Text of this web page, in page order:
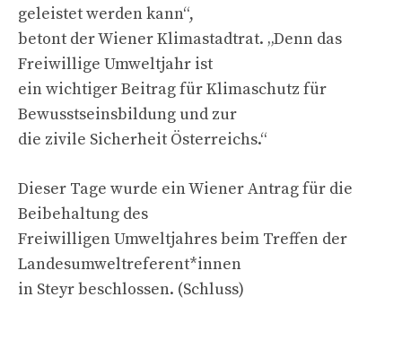
geleistet werden kann“,
betont der Wiener Klimastadtrat. „Denn das
Freiwillige Umweltjahr ist
ein wichtiger Beitrag für Klimaschutz für
Bewusstseinsbildung und zur
die zivile Sicherheit Österreichs.“
Dieser Tage wurde ein Wiener Antrag für die
Beibehaltung des
Freiwilligen Umweltjahres beim Treffen der
Landesumweltreferent*innen
in Steyr beschlossen. (Schluss)